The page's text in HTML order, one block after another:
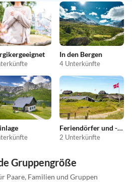
In den Bergen
4 Unterkünfte
Feriendörfer und -anlagen
2 Unterkünfte
Gruppengröße
Paare, Familien und Gruppen